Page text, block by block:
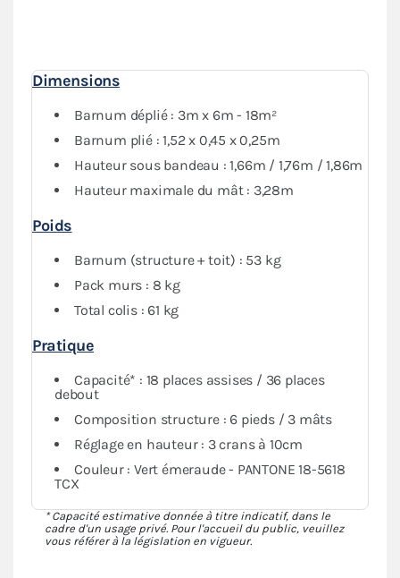
conservant de la visibilité grâce au PVC transparent.
Dimensions
Barnum déplié : 3m x 6m - 18m²
Barnum plié : 1,52 x 0,45 x 0,25m
Hauteur sous bandeau : 1,66m / 1,76m / 1,86m
Hauteur maximale du mât : 3,28m
Poids
Barnum (structure + toit) : 53 kg
Pack murs : 8 kg
Total colis : 61 kg
Pratique
Capacité* : 18 places assises / 36 places
debout
Composition structure : 6 pieds / 3 mâts
Réglage en hauteur : 3 crans à 10cm
Couleur : Vert émeraude - PANTONE 18-5618
TCX
* Capacité estimative donnée à titre indicatif, dans le
cadre d'un usage privé. Pour l'accueil du public, veuillez
vous référer à la législation en vigueur.